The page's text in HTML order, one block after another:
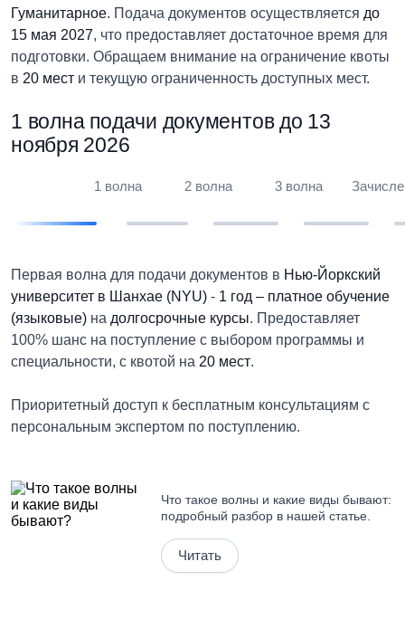
Гуманитарное. Подача документов осуществляется до
15 мая 2027, что предоставляет достаточное время для
подготовки. Обращаем внимание на ограничение квоты
в 20 мест и текущую ограниченность доступных мест.
1 волна подачи документов до 13
ноября 2026
1 волна 2 волна 3 волна
Первая волна для подачи документов в Нью-Йоркский
университет в Шанхае (NYU) - 1 год – платное обучение
(языковые) на долгосрочные курсы. Предоставляет
100% шанс на поступление с выбором программы и
специальности, с квотой на 20 мест.
Приоритетный доступ к бесплатным консультациям с
персональным экспертом по поступлению.
Что такое волны и какие виды бывают:
подробный разбор в нашей статье.
Читать